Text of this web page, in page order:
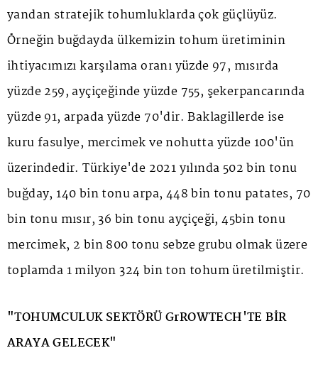
yandan stratejik tohumluklarda çok güçlüyüz.
Örneğin buğdayda ülkemizin tohum üretiminin
ihtiyacımızı karşılama oranı yüzde 97, mısırda
yüzde 259, ayçiçeğinde yüzde 755, şekerpancarında
yüzde 91, arpada yüzde 70'dir. Baklagillerde ise
kuru fasulye, mercimek ve nohutta yüzde 100'ün
üzerindedir. Türkiye'de 2021 yılında 502 bin tonu
buğday, 140 bin tonu arpa, 448 bin tonu patates, 70
bin tonu mısır, 36 bin tonu ayçiçeği, 45bin tonu
mercimek, 2 bin 800 tonu sebze grubu olmak üzere
toplamda 1 milyon 324 bin ton tohum üretilmiştir.
"TOHUMCULUK SEKTÖRÜ GrROWTECH'TE BİR
ARAYA GELECEK"